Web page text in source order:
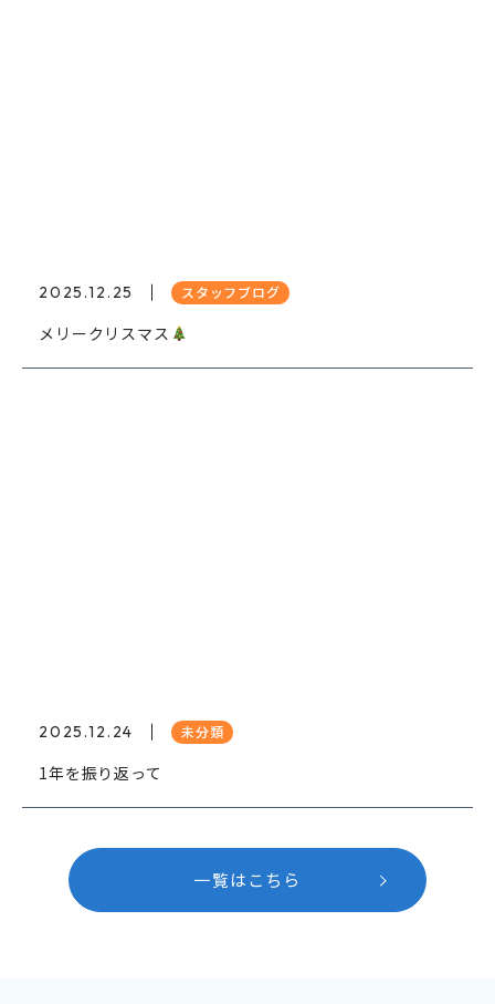
2025.12.25 スタッフブログ
メリークリスマス
2025.12.24 未分類
1年を振り返って
一覧はこちら